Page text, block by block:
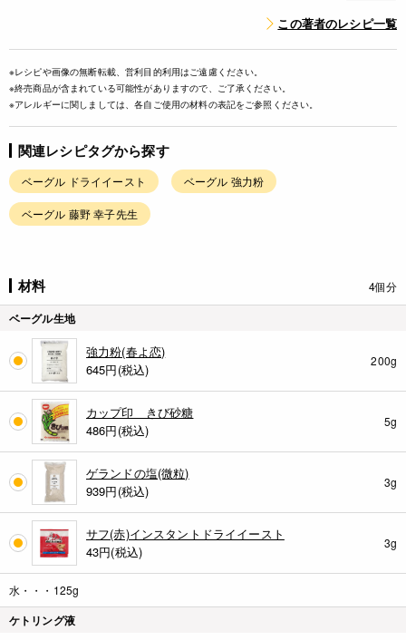
この著者のレシピ一覧
※レシピや画像の無断転載、営利目的利用はご遠慮ください。
※終売商品が含まれている可能性がありますので、ご了承ください。
※アレルギーに関しましては、各自ご使用の材料の表記をご参照ください。
関連レシピタグから探す
ベーグル ドライイースト ベーグル 強力粉
ベーグル 藤野 幸子先生
材料 4個分
ベーグル生地
強力粉(春よ恋)
645円(税込)
200g
カップ印 きび砂糖
486円(税込)
5g
ゲランドの塩(微粒)
939円(税込)
3g
サフ(赤)インスタントドライイースト
43円(税込)
3g
水・・・125g
ケトリング液